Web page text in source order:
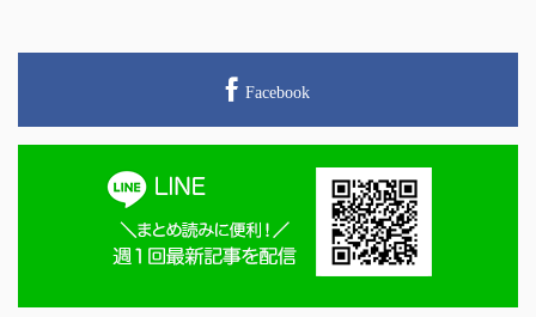
Facebook